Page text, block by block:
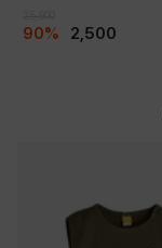
90% 2,500